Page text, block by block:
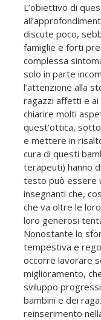
L’obiettivo di
discute poco,
famiglie e forti
complessa
solo in parte
l’attenzione alla
ragazzi affetti e
chiarire molti
quest’ottica,
e mettere in
cura di questi
terapeuti) hanno
testo può essere
insegnanti che,
che va oltre le
loro generosi
Nonostante lo
tempestiva e
occorre lavorare
miglioramento,
sviluppo
bambini e dei
reinserimento